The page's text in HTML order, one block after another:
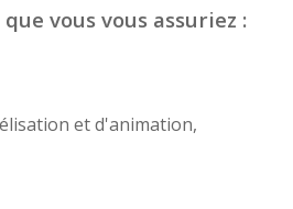
vous vous assuriez :
et d'animation,